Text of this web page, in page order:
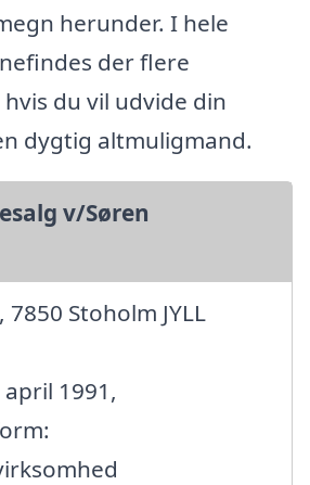
herunder. I hele
der flere
du vil udvide din
dygtig altmuligmand.
v/Søren
Stoholm JYLL
1991,